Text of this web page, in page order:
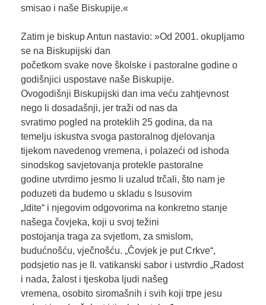
smisao i naše Biskupije.«
Zatim je biskup Antun nastavio: »Od 2001. okupljamo
se na Biskupijski dan
početkom svake nove školske i pastoralne godine o
godišnjici uspostave naše Biskupije.
Ovogodišnji Biskupijski dan ima veću zahtjevnost
nego li dosadašnji, jer traži od nas da
svratimo pogled na proteklih 25 godina, da na
temelju iskustva svoga pastoralnog djelovanja
tijekom navedenog vremena, i polazeći od ishoda
sinodskog savjetovanja protekle pastoralne
godine utvrdimo jesmo li uzalud trčali, što nam je
poduzeti da budemo u skladu s Isusovim
„Idite“ i njegovim odgovorima na konkretno stanje
našega čovjeka, koji u svoj težini
postojanja traga za svjetlom, za smislom,
budućnošću, vječnošću. „Čovjek je put Crkve“,
podsjetio nas je II. vatikanski sabor i ustvrdio „Radost
i nada, žalost i tjeskoba ljudi našeg
vremena, osobito siromašnih i svih koji trpe jesu